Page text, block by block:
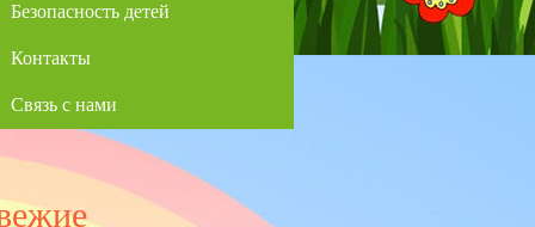
Безопасность детей
Контакты
Связь с нами